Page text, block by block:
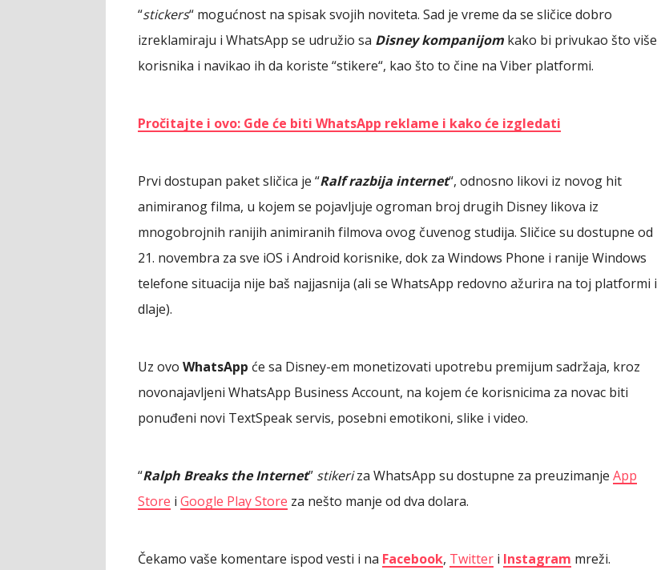
“stickers“ mogućnost na spisak svojih noviteta. Sad je vreme da se sličice dobro
izreklamiraju i WhatsApp se udružio sa Disney kompanijom kako bi privukao što više
korisnika i navikao ih da koriste “stikere“, kao što to čine na Viber platformi.
Pročitajte i ovo: Gde će biti WhatsApp reklame i kako će izgledati
Prvi dostupan paket sličica je “Ralf razbija internet“, odnosno likovi iz novog hit
animiranog filma, u kojem se pojavljuje ogroman broj drugih Disney likova iz
mnogobrojnih ranijih animiranih filmova ovog čuvenog studija. Sličice su dostupne od
21. novembra za sve iOS i Android korisnike, dok za Windows Phone i ranije Windows
telefone situacija nije baš najjasnija (ali se WhatsApp redovno ažurira na toj platformi i
dlaje).
Uz ovo WhatsApp će sa Disney-em monetizovati upotrebu premijum sadržaja, kroz
novonajavljeni WhatsApp Business Account, na kojem će korisnicima za novac biti
ponuđeni novi TextSpeak servis, posebni emotikoni, slike i video.
“Ralph Breaks the Internet” stikeriza WhatsApp su dostupne za preuzimanje App
Store i Google Play Store za nešto manje od dva dolara.
Čekamo vaše komentare ispod vesti i na Facebook, Twitter i Instagram mreži.